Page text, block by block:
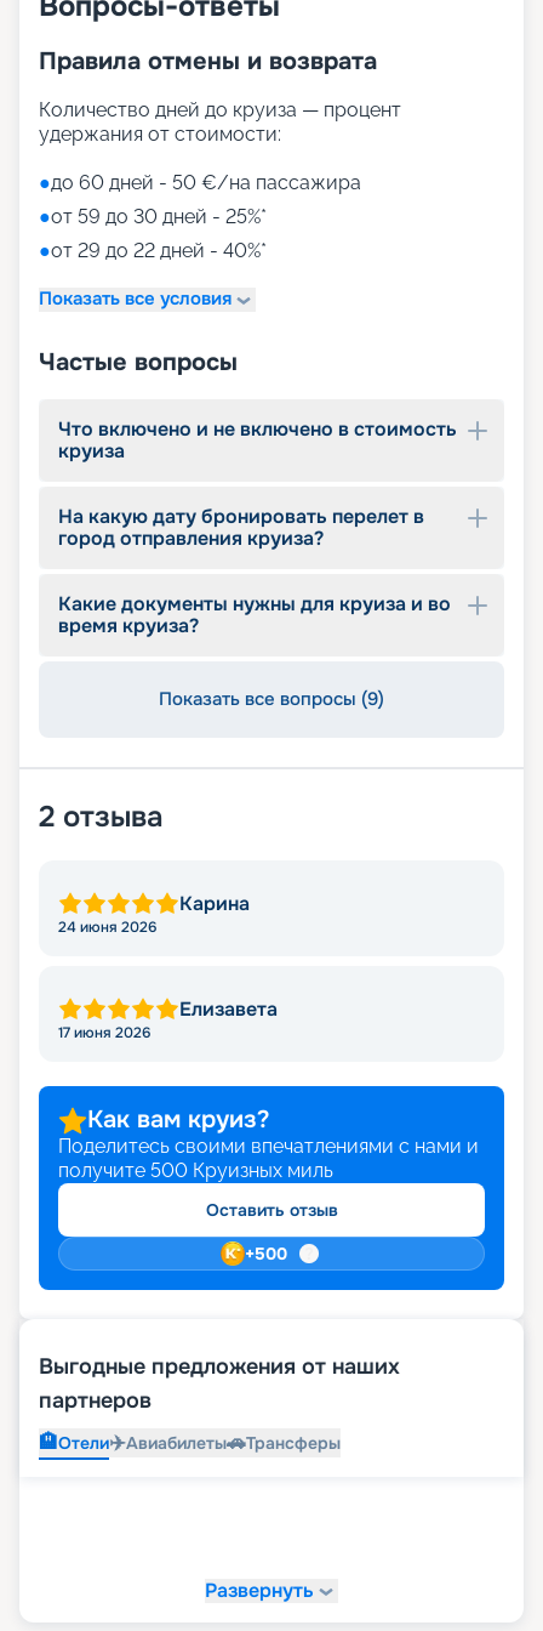
Правила отмены и возврата
Количество дней до круиза — процент
удержания от стоимости:
●до 60 дней - 50 €/на пассажира
●от 59 до 30 дней - 25%*
●от 29 до 22 дней - 40%*
Показать все условия
Частые вопросы
Что включено и не включено в стоимость
круиза
На какую дату бронировать перелет в
город отправления круиза?
Какие документы нужны для круиза и во
время круиза?
Показать все вопросы (9)
2 отзыва
Карина
24 июня 2026
Елизавета
17 июня 2026
Как вам круиз?
Поделитесь своими впечатлениями с нами и
получите 500 Круизных миль
Оставить отзыв
+500
Выгодные предложения от наших
партнеров
🏨Отели✈️Авиабилеты🚗Трансферы
Развернуть